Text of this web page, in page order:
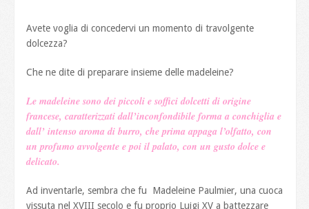
Avete voglia di concedervi un momento di travolgente
dolcezza?
Che ne dite di preparare insieme delle madeleine?
Le madeleine sono dei piccoli e soffici dolcetti di origine
francese, caratterizzati dall’inconfondibile forma a conchiglia e
dall’ intenso aroma di burro, che prima appaga l’olfatto, con
un profumo avvolgente e poi il palato, con un gusto dolce e
delicato.
Ad inventarle, sembra che fu Madeleine Paulmier, una cuoca
vissuta nel XVIII secolo e fu proprio Luigi XV a battezzare